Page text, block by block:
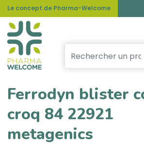
Le concept de Pharma-Welcome
Ferrodyn blister
croq 84 22921
metagenics